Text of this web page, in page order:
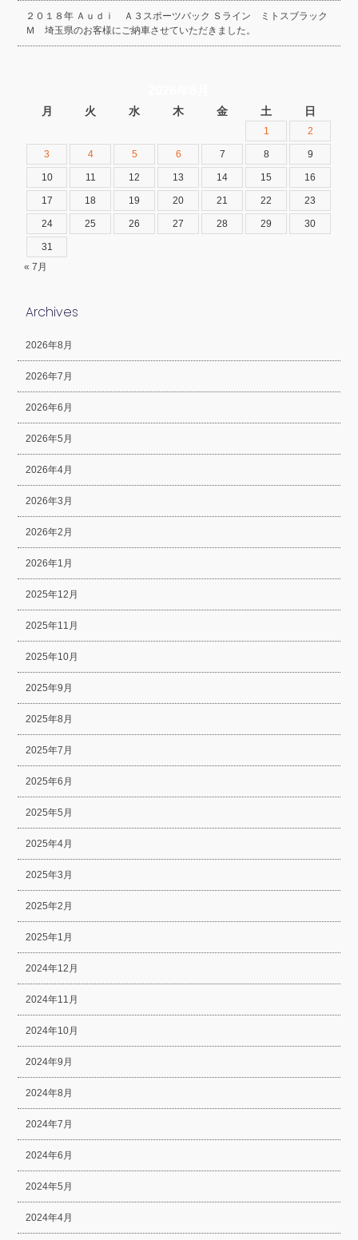
２０１８年 Ａｕｄｉ Ａ３スポーツバック Ｓライン ミトスブラック
Ｍ 埼玉県のお客様にご納車させていただきました。
月 火 水 木 金 土 日
1 2
3 4 5 6 7 8 9
10 11 12 13 14 15 16
17 18 19 20 21 22 23
24 25 26 27 28 29 30
31
« 7月
Archives
2026年8月
2026年7月
2026年6月
2026年5月
2026年4月
2026年3月
2026年2月
2026年1月
2025年12月
2025年11月
2025年10月
2025年9月
2025年8月
2025年7月
2025年6月
2025年5月
2025年4月
2025年3月
2025年2月
2025年1月
2024年12月
2024年11月
2024年10月
2024年9月
2024年8月
2024年7月
2024年6月
2024年5月
2024年4月